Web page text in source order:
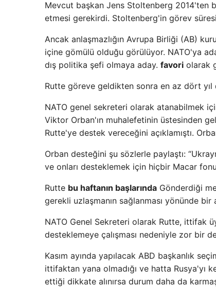
Mevcut başkan Jens Stoltenberg 2014'ten
etmesi gerekirdi. Stoltenberg'in görev
Ancak anlaşmazlığın Avrupa Birliği (AB)
içine gömülü olduğu görülüyor. NATO'ya
dış politika şefi olmaya aday. favori olarak
Rutte göreve geldikten sonra en az dört
NATO genel sekreteri olarak atanabilmek
Viktor Orban'ın muhalefetinin üstesinden
Rutte'ye destek vereceğini açıklamıştı.
Orban desteğini şu sözlerle paylaştı:
ve onları desteklemek için hiçbir Macar
Rutte bu haftanın başlarında Gönderdiği
gerekli uzlaşmanın sağlanması yönünde bir
NATO Genel Sekreteri olarak Rutte, ittifak
desteklemeye çalışması nedeniyle zor bir
Kasım ayında yapılacak ABD başkanlık
ittifaktan yana olmadığı ve hatta Rusya'yı
ettiği dikkate alınırsa durum daha da